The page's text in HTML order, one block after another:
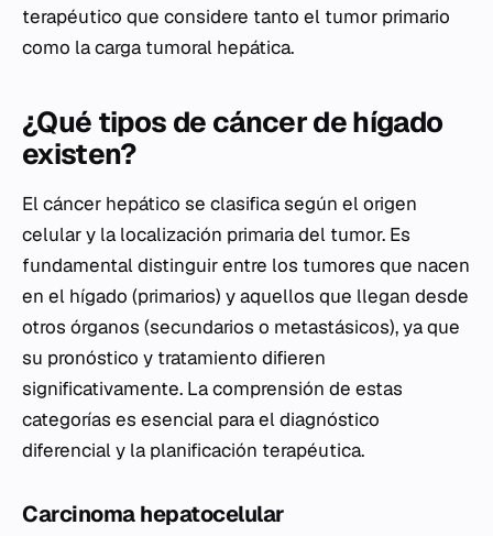
terapéutico que considere tanto el tumor primario
como la carga tumoral hepática.
¿Qué tipos de cáncer de hígado
existen?
El cáncer hepático se clasifica según el origen
celular y la localización primaria del tumor. Es
fundamental distinguir entre los tumores que nacen
en el hígado (primarios) y aquellos que llegan desde
otros órganos (secundarios o metastásicos), ya que
su pronóstico y tratamiento difieren
significativamente. La comprensión de estas
categorías es esencial para el diagnóstico
diferencial y la planificación terapéutica.
Carcinoma hepatocelular